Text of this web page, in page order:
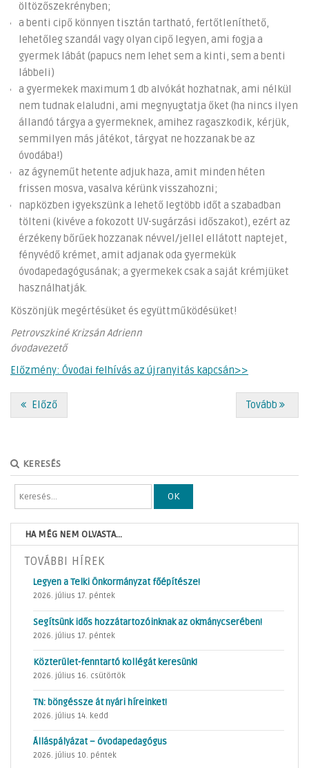
öltözőszekrényben;
a benti cipő könnyen tisztán tartható, fertőtleníthető,
lehetőleg szandál vagy olyan cipő legyen, ami fogja a
gyermek lábát (papucs nem lehet sem a kinti, sem a benti
lábbeli)
a gyermekek maximum 1 db alvókát hozhatnak, ami nélkül
nem tudnak elaludni, ami megnyugtatja őket (ha nincs ilyen
állandó tárgya a gyermeknek, amihez ragaszkodik, kérjük,
semmilyen más játékot, tárgyat ne hozzanak be az
óvodába!)
az ágyneműt hetente adjuk haza, amit minden héten
frissen mosva, vasalva kérünk visszahozni;
napközben igyekszünk a lehető legtöbb időt a szabadban
tölteni (kivéve a fokozott UV-sugárzási időszakot), ezért az
érzékeny bőrűek hozzanak névvel/jellel ellátott naptejet,
fényvédő krémet, amit adjanak oda gyermekük
óvodapedagógusának; a gyermekek csak a saját krémjüket
használhatják.
Köszönjük megértésüket és együttműködésüket!
Petrovszkiné Krizsán Adrienn
óvodavezető
Előzmény: Óvodai felhívás az újranyitás kapcsán>>
Előző Tovább
KERESÉS
OK
HA MÉG NEM OLVASTA...
TOVÁBBI HÍREK
Legyen a Telki Önkormányzat főépítésze!
2026. július 17. péntek
Segítsünk idős hozzátartozóinknak az okmánycserében!
2026. július 17. péntek
Közterület-fenntartó kollégát keresünk!
2026. július 16. csütörtök
TN: böngéssze át nyári híreinket!
2026. július 14. kedd
Álláspályázat – óvodapedagógus
2026. július 10. péntek